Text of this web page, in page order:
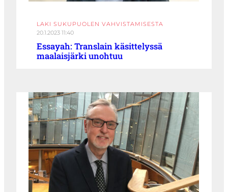
LAKI SUKUPUOLEN VAHVISTAMISESTA
20.1.2023 11:40
Essayah: Translain käsittelyssä
maalaisjärki unohtuu